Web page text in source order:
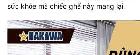
sức khỏe mà chiếc ghế này mang lại.